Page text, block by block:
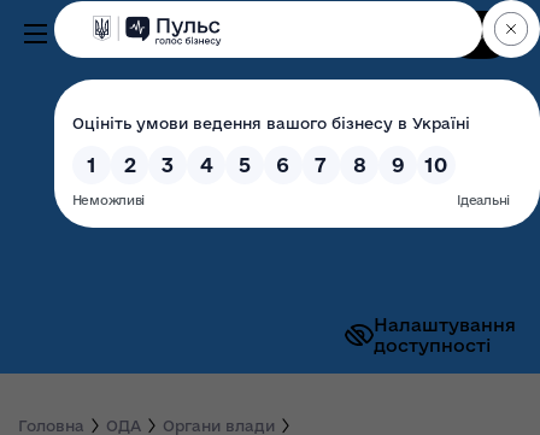
Налаштування
доступності
Волинська обласна
державна адміністрація
Головна ОДА
Органи влади